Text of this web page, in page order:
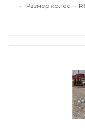
•
Размер колес —